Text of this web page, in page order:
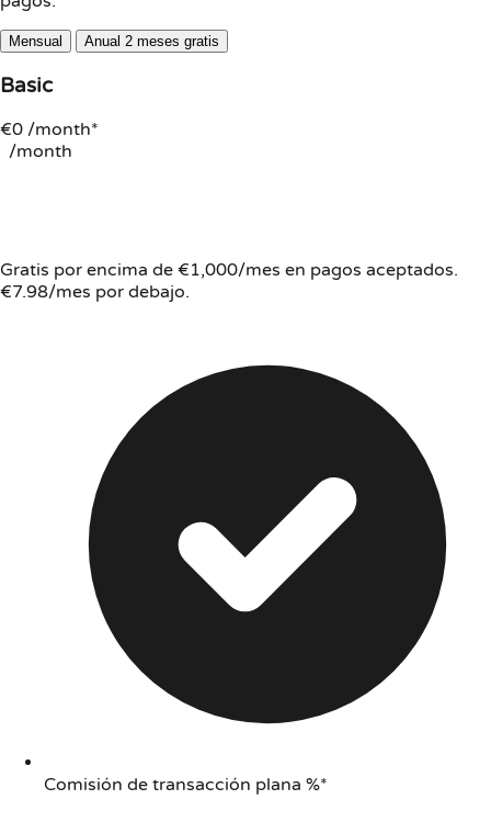
Mensual Anual 2 meses gratis
Basic
€0 /month*
/month
Gratis por encima de €1,000/mes en pagos aceptados.
€7.98/mes por debajo.
Comisión de transacción plana %*